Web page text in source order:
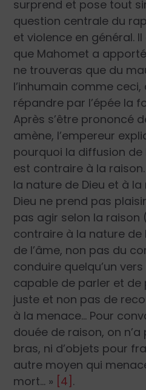
surprend et pose tout
question centrale du
et violence en général.
que Mahomet a
ne trouveras que du
l’inhumain comme ceci,
répandre par l’épée la
Après s’être prononcé
amène, l’empereur
pourquoi la diffusion
est contraire à la
la nature de Dieu et à la
Dieu ne prend pas
pas agir selon la raison
contraire à la nature de
de l’âme, non pas du
conduire quelqu’un
capable de parler et de
juste et non pas de
à la menace… Pour
douée de raison, on
bras, ni d’objets pour
autre moyen qui
mort… » [4] .